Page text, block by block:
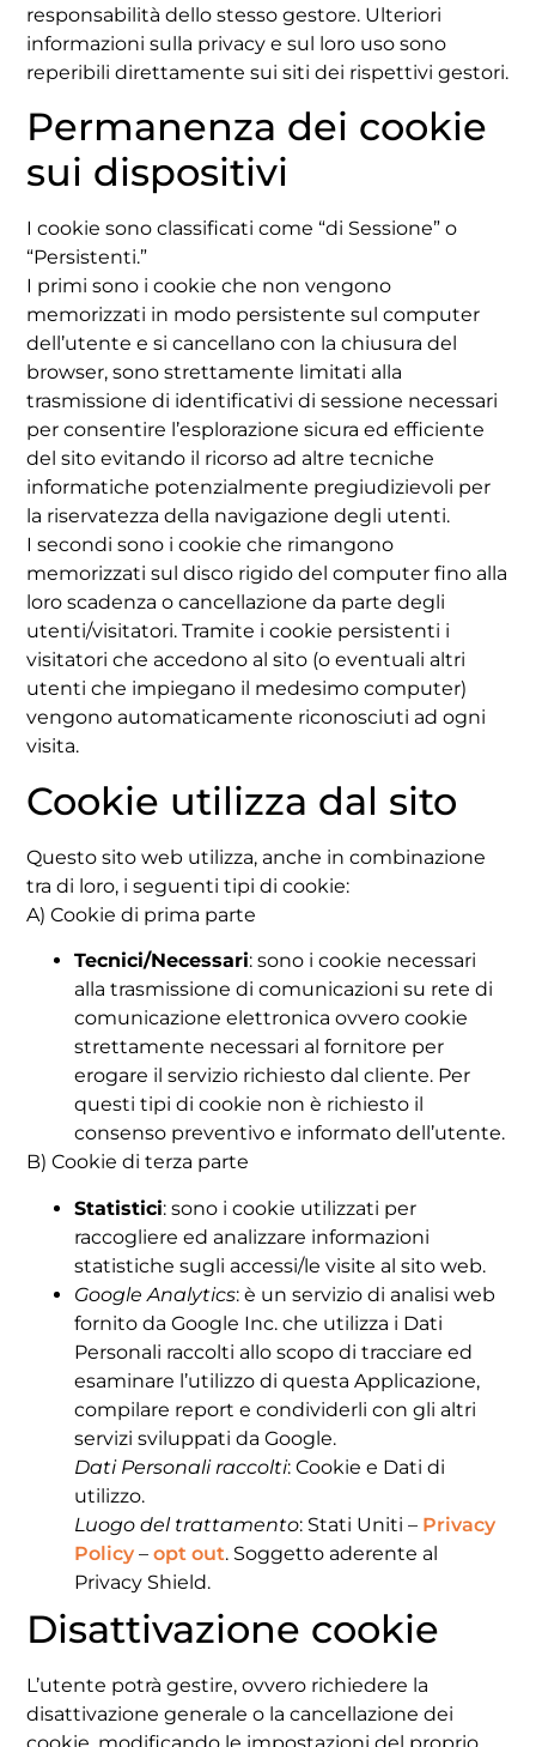
responsabilità dello stesso gestore. Ulteriori
informazioni sulla privacy e sul loro uso sono
reperibili direttamente sui siti dei rispettivi gestori.
Permanenza dei cookie
sui dispositivi
I cookie sono classificati come “di Sessione” o
“Persistenti.”
I primi sono i cookie che non vengono
memorizzati in modo persistente sul computer
dell’utente e si cancellano con la chiusura del
browser, sono strettamente limitati alla
trasmissione di identificativi di sessione necessari
per consentire l’esplorazione sicura ed efficiente
del sito evitando il ricorso ad altre tecniche
informatiche potenzialmente pregiudizievoli per
la riservatezza della navigazione degli utenti.
I secondi sono i cookie che rimangono
memorizzati sul disco rigido del computer fino alla
loro scadenza o cancellazione da parte degli
utenti/visitatori. Tramite i cookie persistenti i
visitatori che accedono al sito (o eventuali altri
utenti che impiegano il medesimo computer)
vengono automaticamente riconosciuti ad ogni
visita.
Cookie utilizza dal sito
Questo sito web utilizza, anche in combinazione
tra di loro, i seguenti tipi di cookie:
A) Cookie di prima parte
Tecnici/Necessari: sono i cookie necessari
alla trasmissione di comunicazioni su rete di
comunicazione elettronica ovvero cookie
strettamente necessari al fornitore per
erogare il servizio richiesto dal cliente. Per
questi tipi di cookie non è richiesto il
consenso preventivo e informato dell’utente.
B) Cookie di terza parte
Statistici: sono i cookie utilizzati per
raccogliere ed analizzare informazioni
statistiche sugli accessi/le visite al sito web.
Google Analytics: è un servizio di analisi web
fornito da Google Inc. che utilizza i Dati
Personali raccolti allo scopo di tracciare ed
esaminare l’utilizzo di questa Applicazione,
compilare report e condividerli con gli altri
servizi sviluppati da Google.
Dati Personali raccolti: Cookie e Dati di
utilizzo.
Luogo del trattamento: Stati Uniti – Privacy
Policy –opt out. Soggetto aderente al
Privacy Shield.
Disattivazione cookie
L’utente potrà gestire, ovvero richiedere la
disattivazione generale o la cancellazione dei
cookie, modificando le impostazioni del proprio